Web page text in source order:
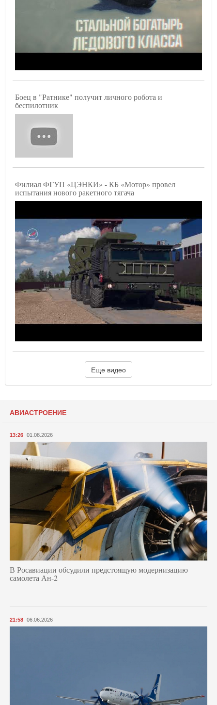
Боец в "Ратнике" получит личного робота и
беспилотник
Филиал ФГУП «ЦЭНКИ» - КБ «Мотор» провел
испытания нового ракетного тягача
Еще видео
АВИАСТРОЕНИЕ
13:26 01.08.2026
В Росавиации обсудили предстоящую модернизацию
самолета Ан-2
21:58 06.06.2026